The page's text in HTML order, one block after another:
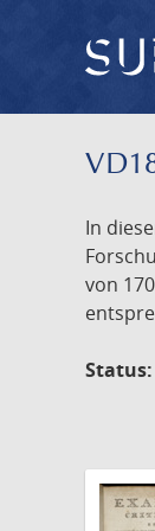
In
von
Status: